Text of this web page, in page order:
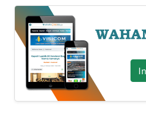
SUMBAR
WN
SUMSEL
WN
BENGKULU